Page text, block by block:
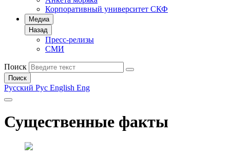
Корпоративный университет СКФ
Медиа
Назад
Пресс-релизы
СМИ
Поиск
Поиск
Русский Рус English Eng
Существенные факты